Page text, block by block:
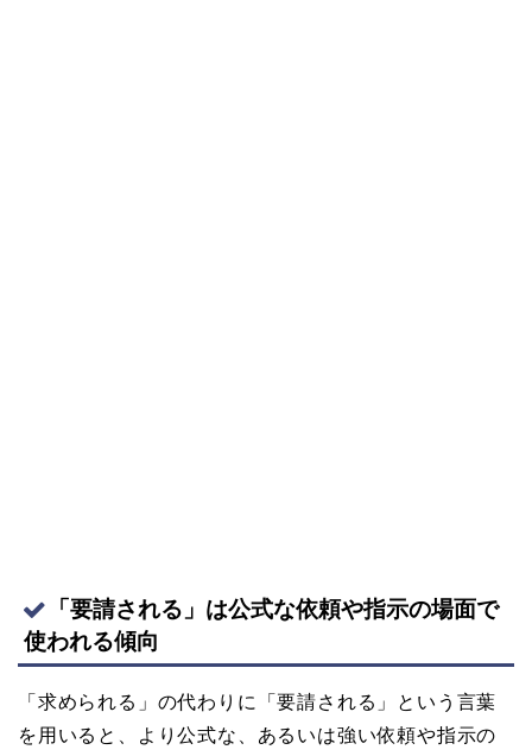
「要請される」は公式な依頼や指示の場面で
使われる傾向
「求められる」の代わりに「要請される」という言葉
を用いると、より公式な、あるいは強い依頼や指示の